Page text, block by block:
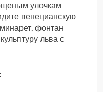
улочкам
венецианскую
фонтан
льва с